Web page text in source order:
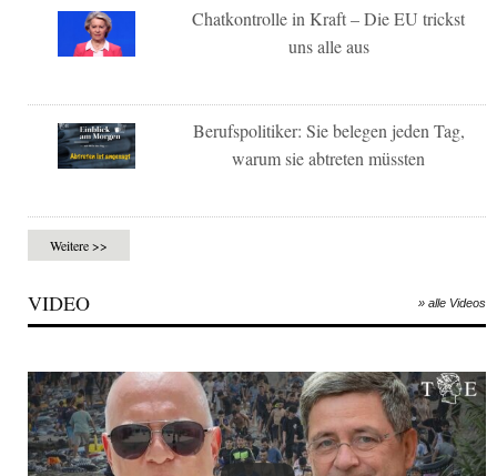
Chatkontrolle in Kraft – Die EU trickst
uns alle aus
Berufspolitiker: Sie belegen jeden Tag,
warum sie abtreten müssten
Weitere >>
VIDEO » alle Videos